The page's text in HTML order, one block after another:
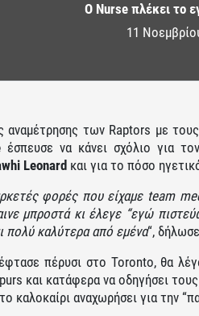
O Nurse πλέκει το
11
αναμέτρησης των Raptors με
έσπευσε να κάνει σχόλιο για
Leonard και για το πόσο
φορές που είχαμε team
μπροστά κι έλεγε “εγώ
πολύ καλύτερα από εμένα“,
πέρυσι στο Toronto, θα
και κατάφερα να οδηγήσει
καλοκαίρι αναχωρήσει για την